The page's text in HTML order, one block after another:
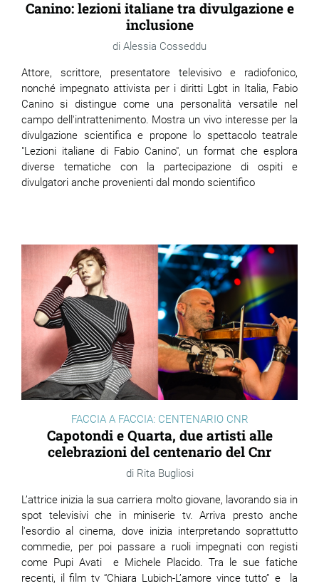
Canino: lezioni italiane tra divulgazione e
inclusione
Alessia Cosseddu
Attore, scrittore, presentatore televisivo e radiofonico,
nonché impegnato attivista per i diritti Lgbt in Italia, Fabio
Canino si distingue come una personalità versatile nel
campo dell'intrattenimento. Mostra un vivo interesse per la
divulgazione scientifica e propone lo spettacolo teatrale
"Lezioni italiane di Fabio Canino", un format che esplora
diverse tematiche con la partecipazione di ospiti e
divulgatori anche provenienti dal mondo scientifico
FACCIA A FACCIA: CENTENARIO CNR
Capotondi e Quarta, due artisti alle
celebrazioni del centenario del Cnr
Rita Bugliosi
L’attrice inizia la sua carriera molto giovane, lavorando sia in
spot televisivi che in miniserie tv. Arriva presto anche
l'esordio al cinema, dove inizia interpretando soprattutto
commedie, per poi passare a ruoli impegnati con registi
come Pupi Avati e Michele Placido. Tra le sue fatiche
recenti, il film tv“Chiara Lubich-L’amore vince tutto” e la